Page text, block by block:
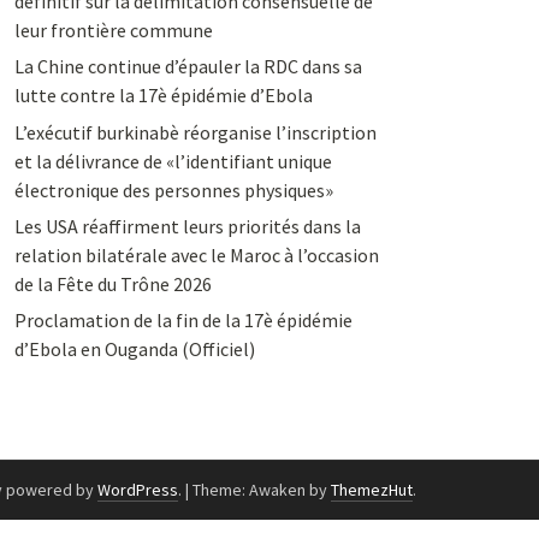
leur frontière commune
La Chine continue d’épauler la RDC dans sa
lutte contre la 17è épidémie d’Ebola
L’exécutif burkinabè réorganise l’inscription
et la délivrance de «l’identifiant unique
électronique des personnes physiques»
Les USA réaffirment leurs priorités dans la
relation bilatérale avec le Maroc à l’occasion
de la Fête du Trône 2026
Proclamation de la fin de la 17è épidémie
d’Ebola en Ouganda (Officiel)
powered byWordPress. | Theme: Awaken byThemezHut.